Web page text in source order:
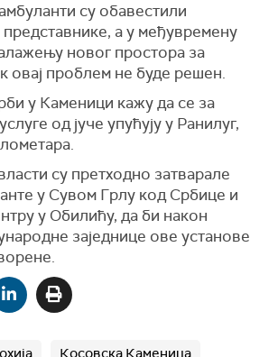
су обавестили
а у међувремену
новог простора за
овај проблем не буде решен.
у Каменици кажу да се за
од јуче упућују у Ранилуг,
су претходно затварале
у Сувом Грлу код Србице и
у Обилићу, да би након
заједнице ове установе
Косовска Каменица